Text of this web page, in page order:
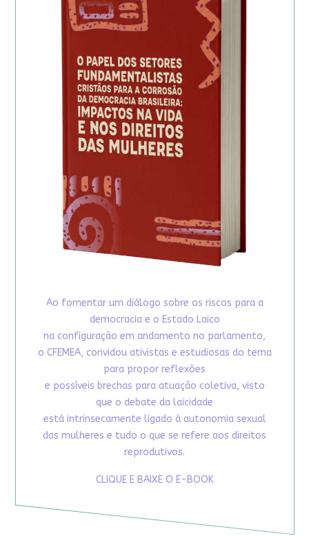
Ao fomentar um diálogo sobre os riscos para a
democracia e o Estado Laico
na configuração em andamento no parlamento,
o CFEMEA, convidou ativistas e estudiosas do tema
para propor reflexões
e possíveis brechas para atuação coletiva, visto
que o debate da laicidade
está intrinsecamente ligado à autonomia sexual
das mulheres e tudo o que se refere aos direitos
reprodutivos.
CLIQUE E BAIXE O E-BOOK